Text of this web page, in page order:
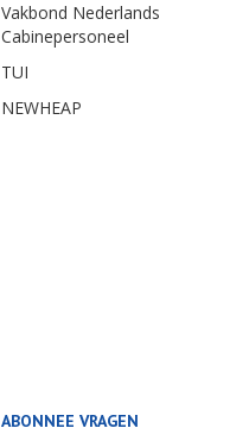
Vakbond Nederlands
Cabinepersoneel
TUI
NEWHEAP
ABONNEE VRAGEN